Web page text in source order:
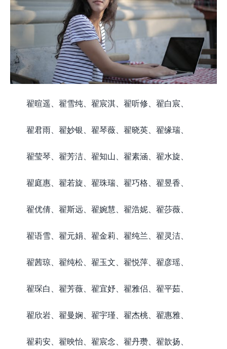
翟暄遥、翟雪纯、翟宸淇、翟听修、翟白宸、
翟君雨、翟妙银、翟琴薇、翟晓英、翟缘瑞、
翟莹琴、翟芳洁、翟知山、翟素涵、翟水旋、
翟庭惠、翟若旋、翟珠瑞、翟巧格、翟昱香、
翟优倩、翟斯远、翟婉慧、翟浩妮、翟莎薇、
翟语雪、翟元娟、翟金莉、翟纯兰、翟灵洁、
翟茜琼、翟纯松、翟玉文、翟悦萍、翟彦瑶、
翟琛白、翟芳薇、翟宜妤、翟雅侣、翟平茹、
翟欣岩、翟曼娴、翟宇瑾、翟杰桃、翟惠雅、
翟莉安、翟映怡、翟宸念、翟丹瓒、翟歆扬、